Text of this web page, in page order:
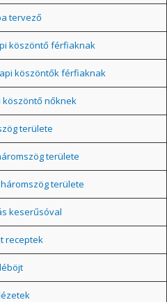
tervező
köszöntő férfiaknak
köszöntők férfiaknak
köszöntő nőknek
területe
területe
területe
keserűsóval
receptek
léböjt